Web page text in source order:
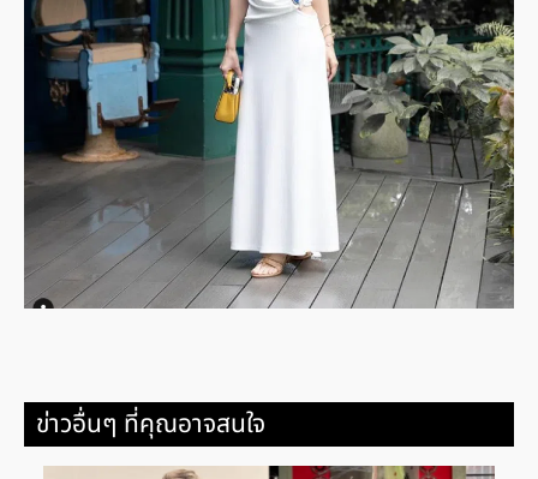
ข่าวอื่นๆ ที่คุณอาจสนใจ